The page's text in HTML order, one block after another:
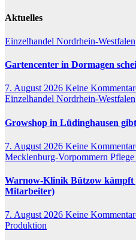
Aktuelles
Einzelhandel Nordrhein-Westfalen
Gartencenter in Dormagen
7. August 2026 Keine
Einzelhandel Nordrhein-Westfalen
Growshop in Lüdinghausen
7. August 2026 Keine
Mecklenburg-Vorpommern
Warnow-Klinik Bützow kämpft
Mitarbeiter)
7. August 2026 Keine
Produktion